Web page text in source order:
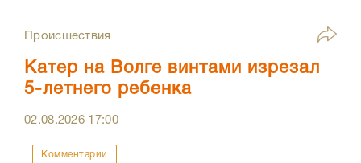
Происшествия
Катер на Волге винтами изрезал
5-летнего ребенка
02.08.2026 17:00
Комментарии